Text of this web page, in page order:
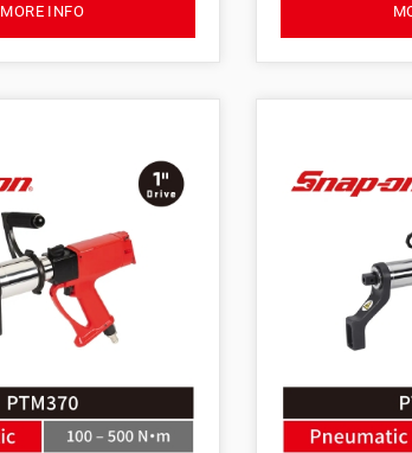
MORE INFO